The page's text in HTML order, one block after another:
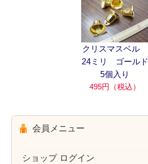
クリスマスベル
24ミリ ゴールド
5個入り
495円（税込）
会員メニュー
ショップ ログイン